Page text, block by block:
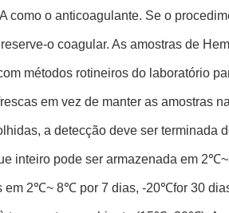
como o anticoagulante. Se o
o coagular. As amostras de
métodos rotineiros do laboratório
em vez de manter as amostras
a detecção deve ser terminada
inteiro pode ser armazenada em
em 2℃~ 8℃ por 7 dias, -20℃for 30